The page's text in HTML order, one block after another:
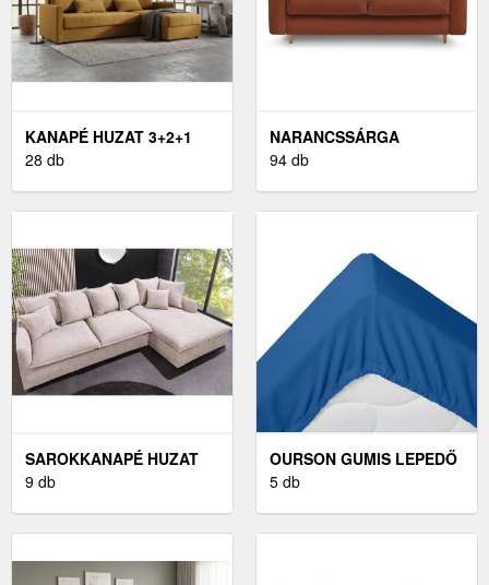
KANAPÉ HUZAT 3+2+1
28 db
NARANCSSÁRGA
KANAPÉ
94 db
SAROKKANAPÉ HUZAT
9 db
OURSON GUMIS LEPEDŐ
350G/M2
5 db